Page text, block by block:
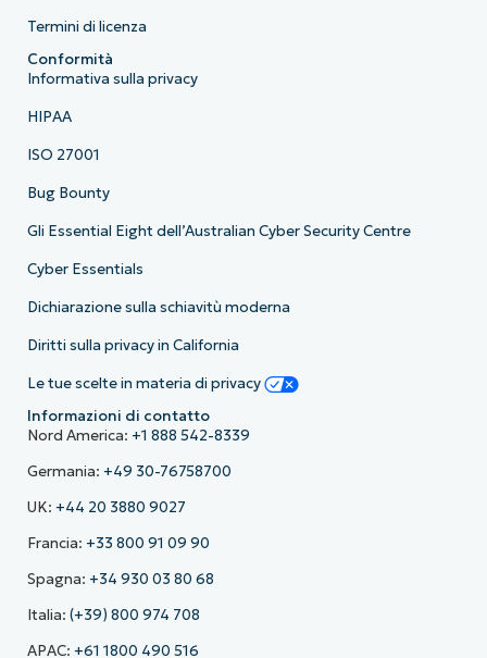
Termini di licenza
Conformità
Informativa sulla privacy
HIPAA
ISO 27001
Bug Bounty
Gli Essential Eight dell’Australian Cyber Security Centre
Cyber Essentials
Dichiarazione sulla schiavitù moderna
Diritti sulla privacy in California
Le tue scelte in materia di privacy
Informazioni di contatto
Nord America: +1 888 542-8339
Germania: +49 30-76758700
UK: +44 20 3880 9027
Francia: +33 800 91 09 90
Spagna: +34 930 03 80 68
Italia: (+39) 800 974 708
APAC: +61 1800 490 516